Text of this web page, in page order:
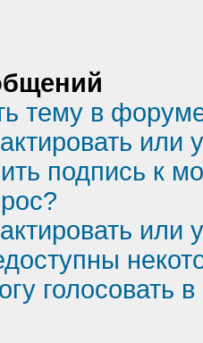
тему в
или
подпись к
или
голосовать